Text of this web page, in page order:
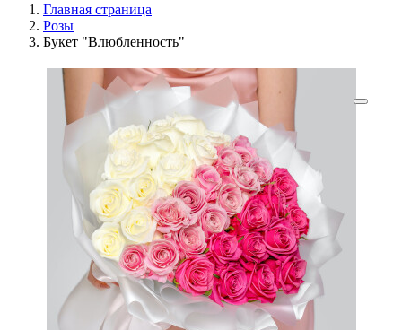
Главная страница
Розы
Букет "Влюбленность"